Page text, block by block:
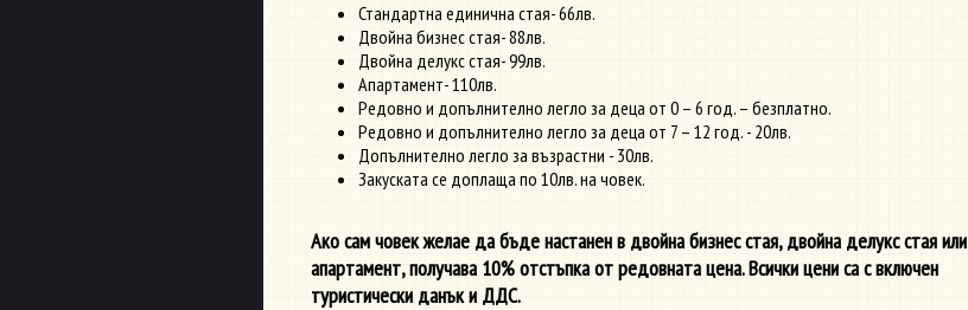
Стандартна единична стая- 66лв.
Двойна бизнес стая- 88лв.
Двойна делукс стая- 99лв.
Апартамент- 110лв.
Редовно и допълнително легло за деца от 0 – 6 год. – безплатно.
Редовно и допълнително легло за деца от 7 – 12 год. - 20лв.
Допълнително легло за възрастни - 30лв.
Закуската се доплаща по 10лв. на човек.
Ако сам човек желае да бъде настанен в двойна бизнес стая, двойна делукс стая или
апартамент, получава 10% отстъпка от редовната цена. Всички цени са с включен
туристически данък и ДДС.